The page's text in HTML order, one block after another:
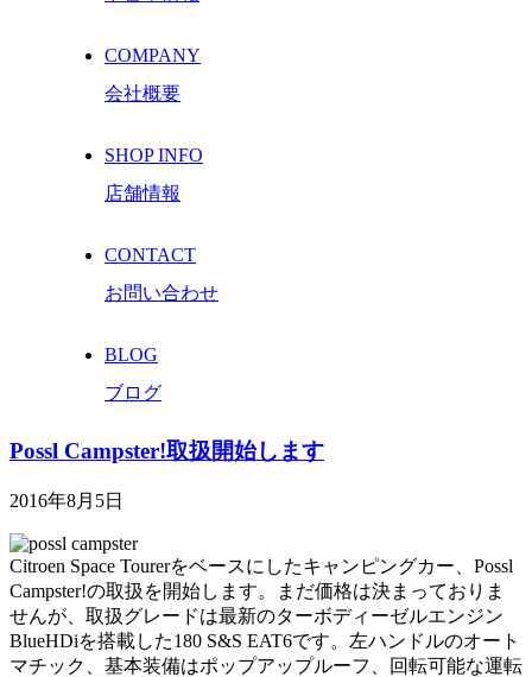
COMPANY
会社概要
SHOP INFO
店舗情報
CONTACT
お問い合わせ
BLOG
ブログ
Possl Campster!取扱開始します
2016年8月5日
Citroen Space Tourerをベースにしたキャンピングカー、Possl
Campster!の取扱を開始します。まだ価格は決まっておりま
せんが、取扱グレードは最新のターボディーゼルエンジン
BlueHDiを搭載した180 S&S EAT6です。左ハンドルのオート
マチック、基本装備はポップアップルーフ、回転可能な運転